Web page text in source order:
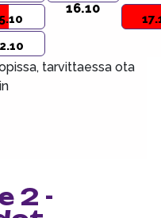
16.10
tarvittaessa ota
2 -